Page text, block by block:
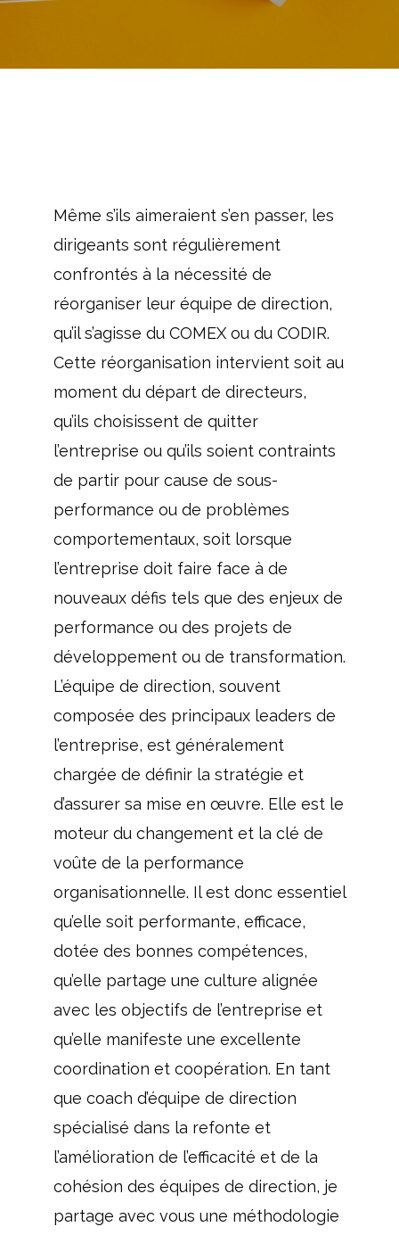
Même s’ils aimeraient s’en passer, les
dirigeants sont régulièrement
confrontés à la nécessité de
réorganiser leur équipe de direction,
qu’il s’agisse du COMEX ou du CODIR.
Cette réorganisation intervient soit au
moment du départ de directeurs,
qu’ils choisissent de quitter
l’entreprise ou qu’ils soient contraints
de partir pour cause de sous-
performance ou de problèmes
comportementaux, soit lorsque
l’entreprise doit faire face à de
nouveaux défis tels que des enjeux de
performance ou des projets de
développement ou de transformation.
L’équipe de direction, souvent
composée des principaux leaders de
l’entreprise, est généralement
chargée de définir la stratégie et
d’assurer sa mise en œuvre. Elle est le
moteur du changement et la clé de
voûte de la performance
organisationnelle. Il est donc essentiel
qu’elle soit performante, efficace,
dotée des bonnes compétences,
qu’elle partage une culture alignée
avec les objectifs de l’entreprise et
qu’elle manifeste une excellente
coordination et coopération. En tant
que coach d’équipe de direction
spécialisé dans la refonte et
l’amélioration de l’efficacité et de la
cohésion des équipes de direction, je
partage avec vous une méthodologie